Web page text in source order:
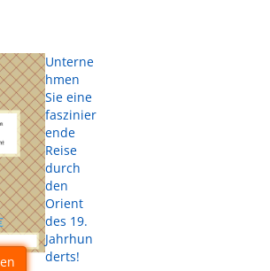
Unterne
hmen
Sie eine
faszinier
ende
Reise
durch
den
Orient
des 19.
Jahrhun
derts!